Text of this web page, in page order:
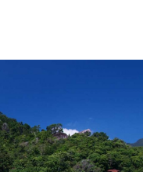
1. tv
2868